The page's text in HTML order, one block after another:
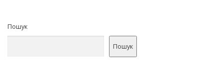
Пошук
Пошук